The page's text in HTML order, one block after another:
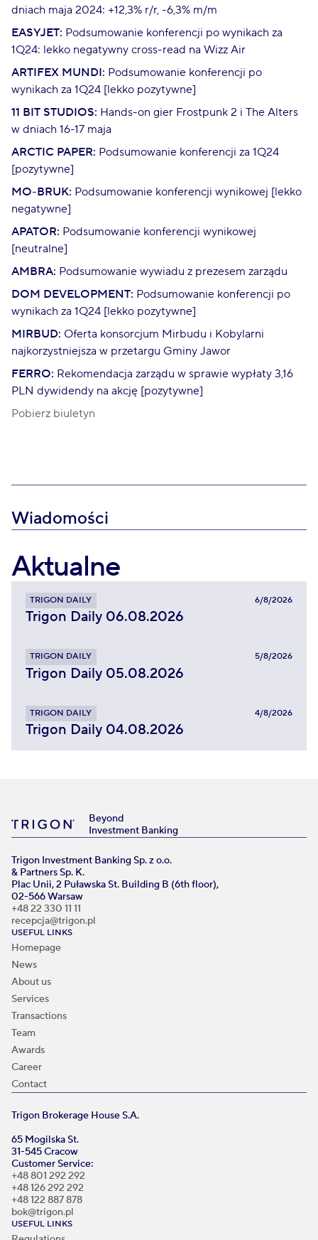
dniach maja 2024: +12,3% r/r, -6,3% m/m
EASYJET: Podsumowanie konferencji po wynikach za
1Q24: lekko negatywny cross-read na Wizz Air
ARTIFEX MUNDI: Podsumowanie konferencji po
wynikach za 1Q24 [lekko pozytywne]
11 BIT STUDIOS: Hands-on gier Frostpunk 2 i The Alters
w dniach 16-17 maja
ARCTIC PAPER: Podsumowanie konferencji za 1Q24
[pozytywne]
MO-BRUK: Podsumowanie konferencji wynikowej [lekko
negatywne]
APATOR: Podsumowanie konferencji wynikowej
[neutralne]
AMBRA: Podsumowanie wywiadu z prezesem zarządu
DOM DEVELOPMENT: Podsumowanie konferencji po
wynikach za 1Q24 [lekko pozytywne]
MIRBUD: Oferta konsorcjum Mirbudu i Kobylarni
najkorzystniejsza w przetargu Gminy Jawor
FERRO: Rekomendacja zarządu w sprawie wypłaty 3,16
PLN dywidendy na akcję [pozytywne]
Pobierz biuletyn
Wiadomości
Aktualne
TRIGON DAILY 6/8/2026
Trigon Daily 06.08.2026
TRIGON DAILY 5/8/2026
Trigon Daily 05.08.2026
TRIGON DAILY 4/8/2026
Trigon Daily 04.08.2026
Beyond
Investment Banking
Trigon Investment Banking Sp. z o.o.
& Partners Sp. K.
Plac Unii, 2 Puławska St. Building B (6th floor),
02-566 Warsaw
+48 22 330 11 11
recepcja@trigon.pl
USEFUL LINKS
Homepage
News
About us
Services
Transactions
Team
Awards
Career
Contact
Trigon Brokerage House S.A.
65 Mogilska St.
31-545 Cracow
Customer Service:
+48 801 292 292
+48 126 292 292
+48 122 887 878
bok@trigon.pl
USEFUL LINKS